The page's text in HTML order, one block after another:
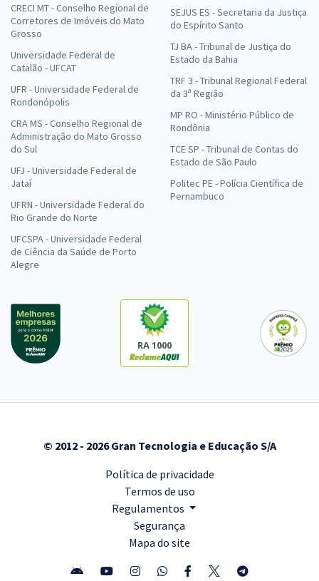
CRECI MT - Conselho Regional de
Corretores de Imóveis do Mato
Grosso
Universidade Federal de
Catalão - UFCAT
UFR - Universidade Federal de
Rondonópolis
CRA MS - Conselho Regional de
Administração do Mato Grosso
do Sul
UFJ - Universidade Federal de
Jataí
UFRN - Universidade Federal do
Rio Grande do Norte
UFCSPA - Universidade Federal
de Ciência da Saúde de Porto
Alegre
SEJUS ES - Secretaria da Justiça
do Espírito Santo
TJ BA - Tribunal de Justiça do
Estado da Bahia
TRF 3 - Tribunal Regional Federal
da 3ª Região
MP RO - Ministério Público de
Rondônia
TCE SP - Tribunal de Contas do
Estado de São Paulo
Politec PE - Polícia Científica de
Pernambuco
RA 1000
© 2012 - 2026 Gran Tecnologia e Educação S/A
Política de privacidade
Termos de uso
Regulamentos
Segurança
Mapa do site